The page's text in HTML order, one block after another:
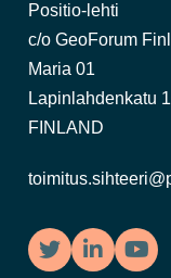
Positio-lehti
c/o GeoForum
Maria 01
Lapinlahdenkatu
FINLAND
TwitterLinkedIn